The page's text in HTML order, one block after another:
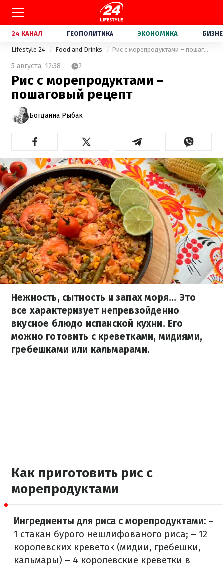
24 КАНАЛ ГЕОПОЛИТИКА ЭКОНОМИКА
Lifestyle 24 Food and Drinks Рис с морепродуктами – пошаговый рецепт
5 августа, 12:38 2
Рис с морепродуктами –
пошаговый рецепт
Богданна Рыбак
Нежность, сытность и запах моря... Это
все характеризует непревзойденно
вкусное блюдо испанской кухни. Его
можно готовить с креветками, мидиями,
гребешками или кальмарами.
Как приготовить рис с
морепродуктами
Ингредиенты для риса с морепродуктами: –
1 стакан бурого нешлифованого риса; – 12
королевских креветок (мидии, гребешки,
кальмары) – 4 королевские креветки в